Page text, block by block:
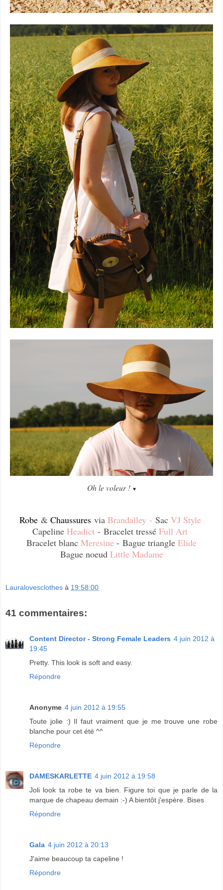
Oh le voleur ! ♥
Robe& Chaussuresvia Brandalley - Sac VJ Style
Capeline Headict - Bracelet tressé Full Art
Bracelet blanc Meresine - Bague triangle Elide
Bague noeud Little Madame
Lauralovesclothes à 19:58:00
41 commentaires:
Content Director - Strong Female Leaders 4 juin 2012 à
19:45
Pretty. This look is soft and easy.
Répondre
Anonyme 4 juin 2012 à 19:55
Toute jolie :) Il faut vraiment que je me trouve une robe
blanche pour cet été ^^
Répondre
DAMESKARLETTE 4 juin 2012 à 19:58
Joli look ta robe te va bien. Figure toi que je parle de la
marque de chapeau demain :-) A bientôt j'espère. Bises
Répondre
Gala 4 juin 2012 à 20:13
J'aime beaucoup ta capeline !
Répondre